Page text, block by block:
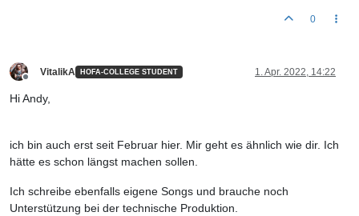
0
VitalikA HOFA-COLLEGE STUDENT 1. Apr. 2022, 14:22
Hi Andy,
ich bin auch erst seit Februar hier. Mir geht es ähnlich wie dir. Ich
hätte es schon längst machen sollen.
Ich schreibe ebenfalls eigene Songs und brauche noch
Unterstützung bei der technische Produktion.